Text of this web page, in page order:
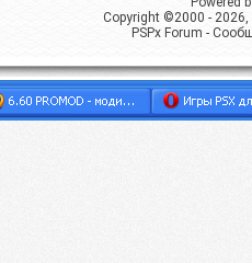
Copyright ©2000 -
PSPx Forum -